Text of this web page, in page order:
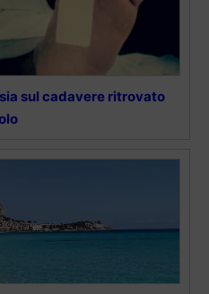
sul cadavere ritrovato